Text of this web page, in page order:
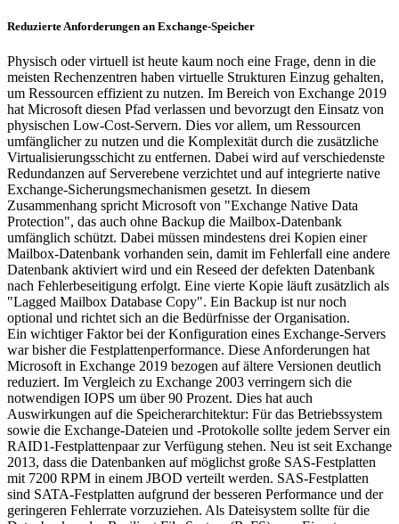
Reduzierte Anforderungen an Exchange-Speicher
Physisch oder virtuell ist heute kaum noch eine Frage, denn in die
meisten Rechenzentren haben virtuelle Strukturen Einzug gehalten,
um Ressourcen effizient zu nutzen. Im Bereich von Exchange 2019
hat Microsoft diesen Pfad verlassen und bevorzugt den Einsatz von
physischen Low-Cost-Servern. Dies vor allem, um Ressourcen
umfänglicher zu nutzen und die Komplexität durch die zusätzliche
Virtualisierungsschicht zu entfernen. Dabei wird auf verschiedenste
Redundanzen auf Serverebene verzichtet und auf integrierte native
Exchange-Sicherungsmechanismen gesetzt. In diesem
Zusammenhang spricht Microsoft von "Exchange Native Data
Protection", das auch ohne Backup die Mailbox-Datenbank
umfänglich schützt. Dabei müssen mindestens drei Kopien einer
Mailbox-Datenbank vorhanden sein, damit im Fehlerfall eine andere
Datenbank aktiviert wird und ein Reseed der defekten Datenbank
nach Fehlerbeseitigung erfolgt. Eine vierte Kopie läuft zusätzlich als
"Lagged Mailbox Database Copy". Ein Backup ist nur noch
optional und richtet sich an die Bedürfnisse der Organisation.
Ein wichtiger Faktor bei der Konfiguration eines Exchange-Servers
war bisher die Festplattenperformance. Diese Anforderungen hat
Microsoft in Exchange 2019 bezogen auf ältere Versionen deutlich
reduziert. Im Vergleich zu Exchange 2003 verringern sich die
notwendigen IOPS um über 90 Prozent. Dies hat auch
Auswirkungen auf die Speicherarchitektur: Für das Betriebssystem
sowie die Exchange-Dateien und -Protokolle sollte jedem Server ein
RAID1-Festplattenpaar zur Verfügung stehen. Neu ist seit Exchange
2013, dass die Datenbanken auf möglichst große SAS-Festplatten
mit 7200 RPM in einem JBOD verteilt werden. SAS-Festplatten
sind SATA-Festplatten aufgrund der besseren Performance und der
geringeren Fehlerrate vorzuziehen. Als Dateisystem sollte für die